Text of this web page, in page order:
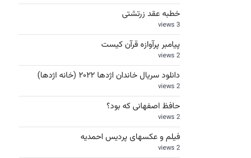
خطبه عقد زرتشتی
3 views
پیامبر پرآوازه قرآن کیست
2 views
دانلود سریال خاندان اژدها ۲۰۲۲ (خانه اژدها)
2 views
حافظ اصفهانی که بود؟
2 views
فیلم و عکسهای پردیس احمدیه
2 views